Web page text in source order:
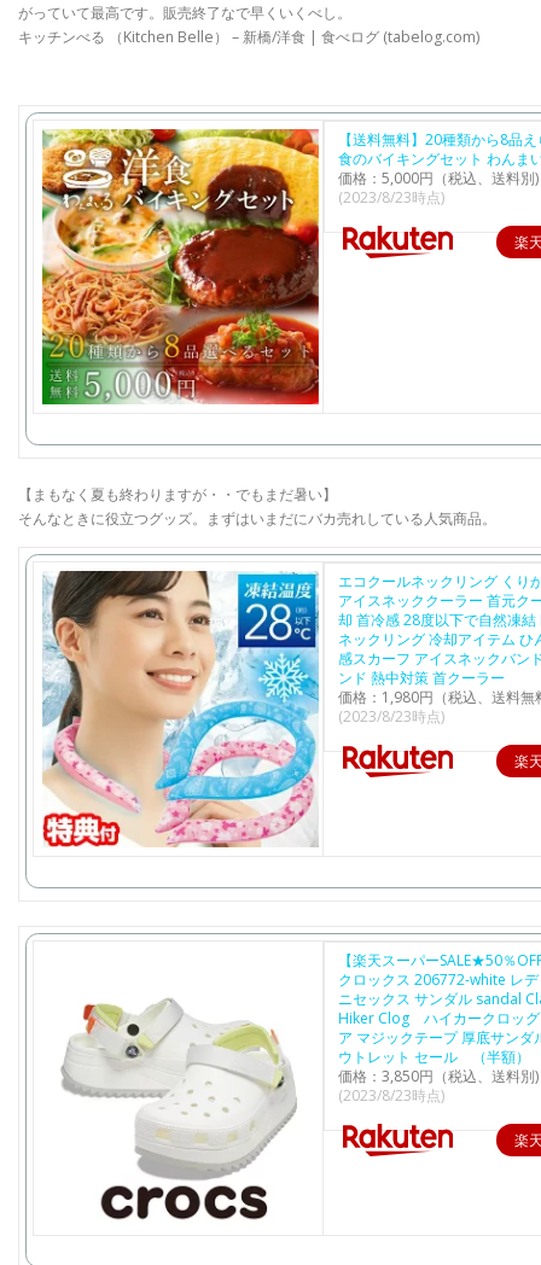
がっていて最高です。販売終了なで早くいくべし。
キッチンべる （Kitchen Belle） – 新橋/洋食 | 食べログ (tabelog.com)
【送料無料】20種類から8品
食のバイキングセット わんま
価格：5,000円（税込、送料別)
(2023/8/23時点)
楽
【まもなく夏も終わりますが・・でもまだ暑い】
そんなときに役立つグッズ。まずはいまだにバカ売れしている人気商品。
エコクールネックリング くり
アイスネッククーラー 首元ク
却 首冷感 28度以下で自然凍結
ネックリング 冷却アイテム ひ
感スカーフ アイスネックバン
ンド 熱中対策 首クーラー
価格：1,980円（税込、送料無
(2023/8/23時点)
楽
【楽天スーパーSALE★50％
クロックス 206772-white レ
ニセックス サンダル sandal
Hiker Clog ハイカークロッグ
ア マジックテープ 厚底サンダ
ウトレット セール （半額）
価格：3,850円（税込、送料別)
(2023/8/23時点)
楽